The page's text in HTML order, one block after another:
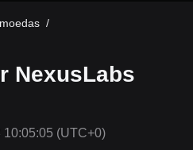
/
NexusLabs
10:05:05 (UTC+0)